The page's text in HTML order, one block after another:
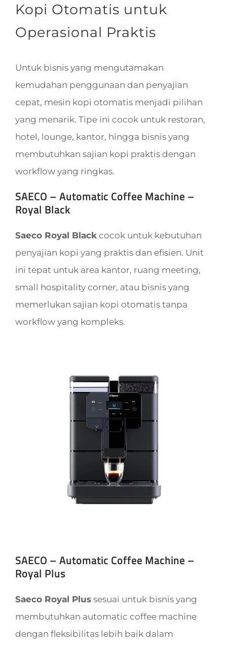
Kopi Otomatis untuk
Operasional Praktis
Untuk bisnis yang mengutamakan
kemudahan penggunaan dan penyajian
cepat, mesin kopi otomatis menjadi pilihan
yang menarik. Tipe ini cocok untuk restoran,
hotel, lounge, kantor, hingga bisnis yang
membutuhkan sajian kopi praktis dengan
workflow yang ringkas.
SAECO – Automatic Coffee Machine –
Royal Black
Saeco Royal Blackcocok untuk kebutuhan
penyajian kopi yang praktis dan efisien. Unit
ini tepat untuk area kantor, ruang meeting,
small hospitality corner, atau bisnis yang
memerlukan sajian kopi otomatis tanpa
workflow yang kompleks.
SAECO – Automatic Coffee Machine –
Royal Plus
Saeco Royal Plussesuai untuk bisnis yang
membutuhkan automatic coffee machine
dengan fleksibilitas lebih baik dalam